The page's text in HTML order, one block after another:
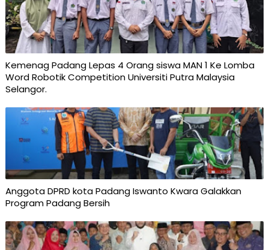
Kemenag Padang Lepas 4 Orang siswa MAN 1 Ke Lomba
Word Robotik Competition Universiti Putra Malaysia
Selangor.
Anggota DPRD kota Padang Iswanto Kwara Galakkan
Program Padang Bersih